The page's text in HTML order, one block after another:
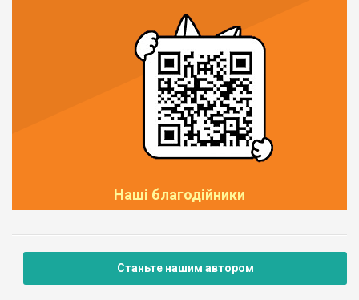
Наші благодійники
Станьте нашим автором